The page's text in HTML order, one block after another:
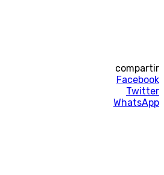
compartir
Facebook
Twitter
WhatsApp